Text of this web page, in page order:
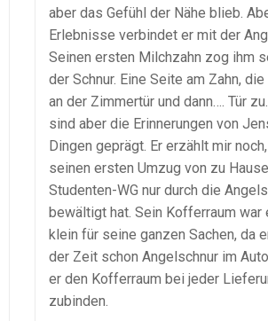
aber das Gefühl der Nähe blieb.
Erlebnisse verbindet er mit der
Seinen ersten Milchzahn zog ihm
der Schnur. Eine Seite am Zahn,
an der Zimmertür und dann…. Tür
sind aber die Erinnerungen von
Dingen geprägt. Er erzählt mir
seinen ersten Umzug von zu
Studenten-WG nur durch die
bewältigt hat. Sein Kofferraum war
klein für seine ganzen Sachen, da
der Zeit schon Angelschnur im
er den Kofferraum bei jeder
zubinden.